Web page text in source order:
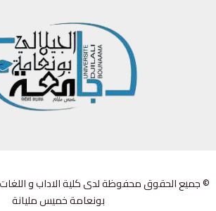
بونعامة خميس مليانة